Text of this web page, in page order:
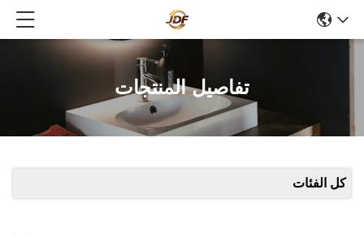
تفاصيل المنتجات
كل الفئات